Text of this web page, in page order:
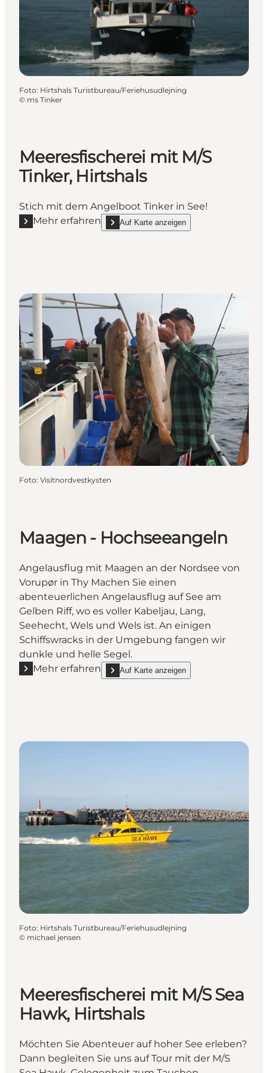
Foto: Hirtshals Turistbureau/Feriehusudlejning
© ms Tinker
Meeresfischerei mit M/S
Tinker, Hirtshals
Stich mit dem Angelboot Tinker in See!
Mehr erfahren
Mehr erfahren "Meeresfischerei mit M/S Tinker,
Auf Karte anzeigen
show Meeresfischerei mit M/S Tinker,
Foto: Visitnordvestkysten
Maagen - Hochseeangeln
Angelausflug mit Maagen an der Nordsee von
Vorupør in Thy Machen Sie einen
abenteuerlichen Angelausflug auf See am
Gelben Riff, wo es voller Kabeljau, Lang,
Seehecht, Wels und Wels ist. An einigen
Schiffswracks in der Umgebung fangen wir
dunkle und helle Segel.
Mehr erfahren
Mehr erfahren "Maagen - Hochseeangeln"
Auf Karte anzeigen
show Maagen - Hochseeangeln on_map
Foto: Hirtshals Turistbureau/Feriehusudlejning
© michael jensen
Meeresfischerei mit M/S Sea
Hawk, Hirtshals
Möchten Sie Abenteuer auf hoher See erleben?
Dann begleiten Sie uns auf Tour mit der M/S